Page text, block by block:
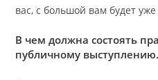
вас, с большой вам будет
В чем должна состоять
публичному выступлению.